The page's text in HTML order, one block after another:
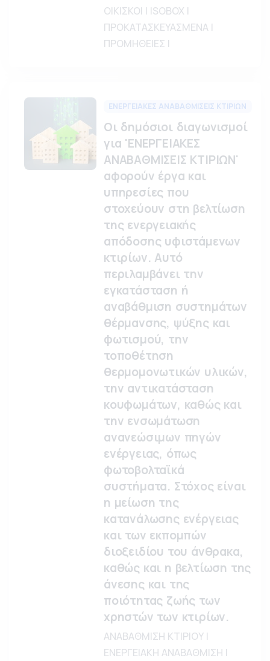
ΟΙΚΙΣΚΟΙ | ISOBOX |
ΠΡΟΚΑΤΑΣΚΕΥΑΣΜΕΝΑ |
ΠΡΟΜΗΘΕΙΕΣ |
ΕΝΕΡΓΕΙΑΚΕΣ ΑΝΑΒΑΘΜΙΣΕΙΣ ΚΤΙΡΙΩΝ
Οι δημόσιοι διαγωνισμοί
για 'ΕΝΕΡΓΕΙΑΚΕΣ
ΑΝΑΒΑΘΜΙΣΕΙΣ ΚΤΙΡΙΩΝ'
αφορούν έργα και
υπηρεσίες που
στοχεύουν στη βελτίωση
της ενεργειακής
απόδοσης υφιστάμενων
κτιρίων. Αυτό
περιλαμβάνει την
εγκατάσταση ή
αναβάθμιση συστημάτων
θέρμανσης, ψύξης και
φωτισμού, την
τοποθέτηση
θερμομονωτικών υλικών,
την αντικατάσταση
κουφωμάτων, καθώς και
την ενσωμάτωση
ανανεώσιμων πηγών
ενέργειας, όπως
φωτοβολταϊκά
συστήματα. Στόχος είναι
η μείωση της
κατανάλωσης ενέργειας
και των εκπομπών
διοξειδίου του άνθρακα,
καθώς και η βελτίωση της
άνεσης και της
ποιότητας ζωής των
χρηστών των κτιρίων.
ΑΝΑΒΑΘΜΙΣΗ ΚΤΙΡΙΟΥ |
ΕΝΕΡΓΕΙΑΚΗ ΑΝΑΒΑΘΜΙΣΗ |